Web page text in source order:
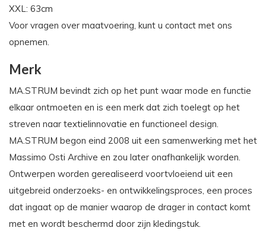
XXL: 63cm
Voor vragen over maatvoering, kunt u contact met ons
opnemen.
Merk
MA.STRUM bevindt zich op het punt waar mode en functie
elkaar ontmoeten en is een merk dat zich toelegt op het
streven naar textielinnovatie en functioneel design.
MA.STRUM begon eind 2008 uit een samenwerking met het
Massimo Osti Archive en zou later onafhankelijk worden.
Ontwerpen worden gerealiseerd voortvloeiend uit een
uitgebreid onderzoeks- en ontwikkelingsproces, een proces
dat ingaat op de manier waarop de drager in contact komt
met en wordt beschermd door zijn kledingstuk.